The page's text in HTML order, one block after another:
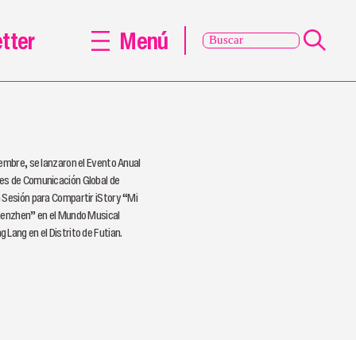
se lanzaron el Evento Anual
de Comunicación Global de
para Compartir iStory “Mi
en el Mundo Musical
Lang en el Distrito de Futian.
Menú